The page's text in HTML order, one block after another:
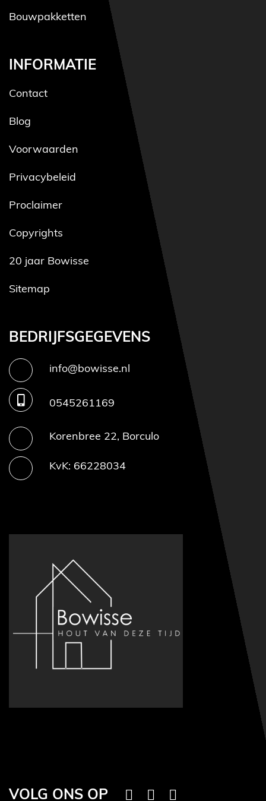
Bouwpakketten
INFORMATIE
Contact
Blog
Voorwaarden
Privacybeleid
Proclaimer
Copyrights
20 jaar Bowisse
Sitemap
BEDRIJFSGEGEVENS
info@bowisse.nl
0545261169
Korenbree 22, Borculo
KvK: 66228034
VOLG ONS OP